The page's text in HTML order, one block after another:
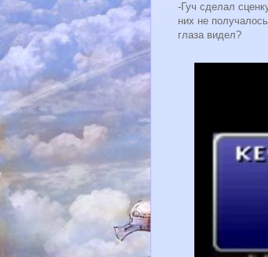
-Гуч сделал
них не
глаза видел?